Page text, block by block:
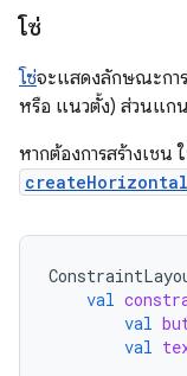
โซ่
โซ่จะแสดงลักษณะกา
หรือ แนวตั้ง) ส่วนแกน
หากต้องการสร้างเชน
val
val
val